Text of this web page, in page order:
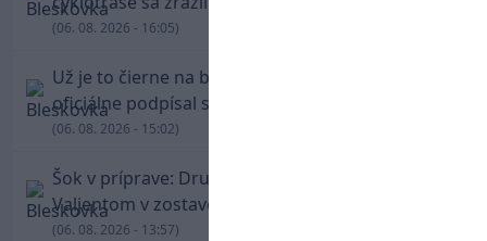
(06. 08. 2026 - 16:05)
Už je to čierne na bielom: Mohamed Salah
oficiálne podpísal s Trabzonsporom
(06. 08. 2026 - 15:02)
Šok v príprave: Druholigová Mallorca s
Valjentom v zostave zdolala PSG
(06. 08. 2026 - 13:57)